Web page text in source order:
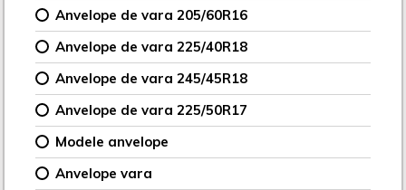
Anvelope de vara 205/60R16
Anvelope de vara 225/40R18
Anvelope de vara 245/45R18
Anvelope de vara 225/50R17
Modele anvelope
Anvelope vara